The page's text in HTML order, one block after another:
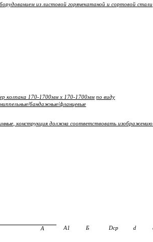
из листовой горячекатаной и сортовой стали
колпака 170-1700мм х 170-1700мм по виду
бандажные/фланцевые
конструкция должна соответствовать
А
А1 Б Dср d